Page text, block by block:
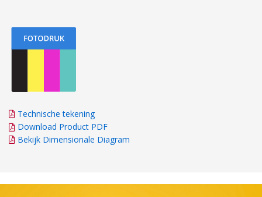
Technische tekening
Download Product PDF
Bekijk Dimensionale Diagram